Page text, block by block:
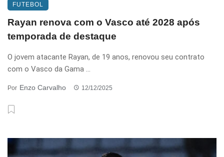
FUTEBOL
Rayan renova com o Vasco até 2028 após
temporada de destaque
O jovem atacante Rayan, de 19 anos, renovou seu contrato
com o Vasco da Gama ...
Por Enzo Carvalho 12/12/2025